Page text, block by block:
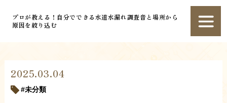
プロが教える！自分でできる水道水漏れ調査音と場所から
原因を絞り込む
2025.03.04
未分類